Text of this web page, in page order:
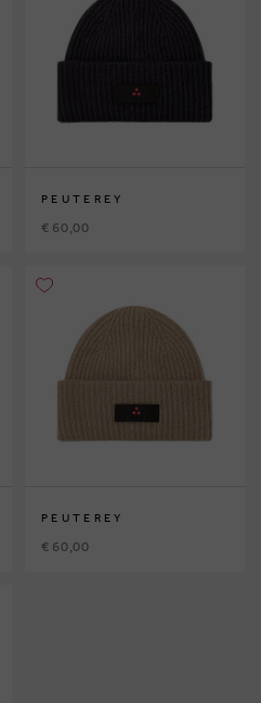
PEUTEREY
€ 60,00
PEUTEREY
€ 60,00